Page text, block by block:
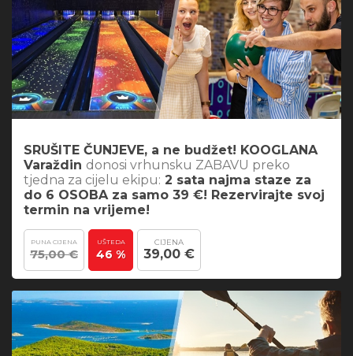
SRUŠITE ČUNJEVE, a ne budžet! KOOGLANA
Varaždin donosi vrhunsku ZABAVU preko
tjedna za cijelu ekipu: 2 sata najma staze za
do 6 OSOBA za samo 39 €! Rezervirajte svoj
termin na vrijeme!
PUNA CIJENA
75,00 €
UŠTEDA
46 %
CIJENA
39,00 €